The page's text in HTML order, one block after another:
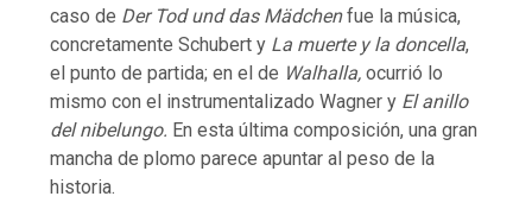
caso de Der Tod und das Mädchenfue la música,
concretamente Schubert y La muerte y la doncella,
el punto de partida; en el de Walhalla,ocurrió lo
mismo con el instrumentalizado Wagner y El anillo
del nibelungo. En esta última composición, una gran
mancha de plomo parece apuntar al peso de la
historia.